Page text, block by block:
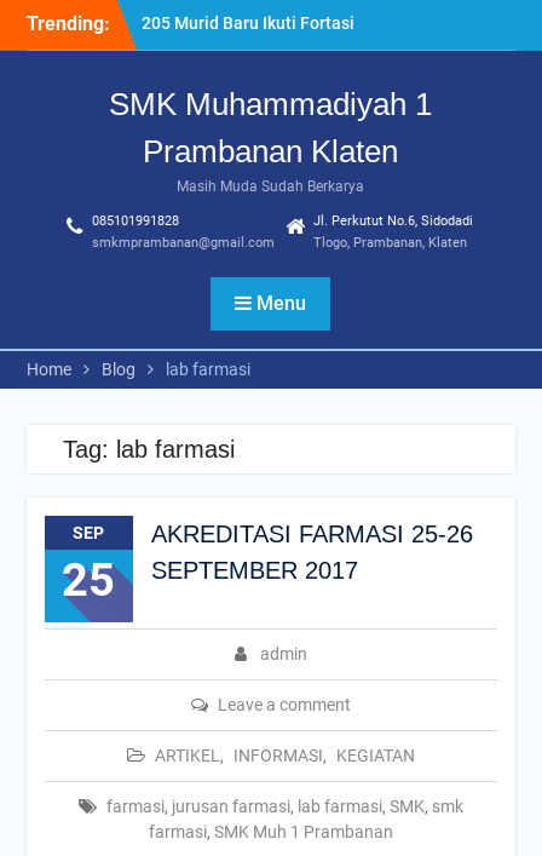
Trending:
205 Murid Baru Ikuti Fortasi
dan MPLS, SMK
Prambanan Klaten Perkuat
Anak
dalam Mencetak Lulusan
Kompeten dan Siap Kerja
“Pesantren Ramadan”
Sebagai Momentum
Bermuhasabah dan
Perbaikan Diri
SMK Muhammadiyah 1
Prambanan Klaten
Masih Muda Sudah Berkarya
085101991828
smkmprambanan@gmail.com
Jl. Perkutut No.6, Sidodadi
Tlogo, Prambanan, Klaten
Menu
Home Blog lab farmasi
Tag: lab farmasi
SEP
25
AKREDITASI FARMASI 25-26
SEPTEMBER 2017
admin
Leave a comment
ARTIKEL , INFORMASI, KEGIATAN
farmasi, jurusan farmasi, lab farmasi, SMK, smk
farmasi, SMK Muh 1 Prambanan